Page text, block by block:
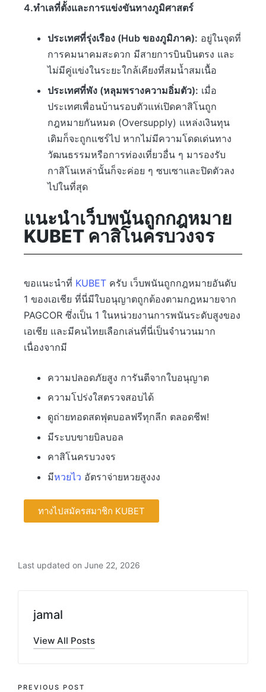
4.ทำเลที่ตั้งและการแข่งขันทางภูมิศาสตร์
ประเทศที่รุ่งเรือง (Hub ของภูมิภาค): อยู่ในจุดที่
การคมนาคมสะดวก มีสายการบินบินตรง และ
ไม่มีคู่แข่งในระยะใกล้เคียงที่สมน้ำสมเนื้อ
ประเทศที่พัง (หลุมพรางความอิ่มตัว): เมื่อ
ประเทศเพื่อนบ้านรอบตัวแห่เปิดคาสิโนถูก
กฎหมายกันหมด (Oversupply) แหล่งเงินทุน
เดิมก็จะถูกแชร์ไป หากไม่มีความโดดเด่นทาง
วัฒนธรรมหรือการท่องเที่ยวอื่น ๆ มารองรับ
กาสิโนเหล่านั้นก็จะค่อย ๆ ซบเซาและปิดตัวลง
ไปในที่สุด
แนะนำเว็บพนันถูกกฎหมาย
KUBET คาสิโนครบวงจร
ขอแนะนำที่ KUBET ครับ เว็บพนันถูกกฎหมายอันดับ
1 ของเอเชีย ที่นี่มีใบอนุญาตถูกต้องตามกฎหมายจาก
PAGCOR ซึ่งเป็น 1 ในหน่วยงานการพนันระดับสูงของ
เอเชีย และมีคนไทยเลือกเล่นที่นี่เป็นจำนวนมาก
เนื่องจากมี
ความปลอดภัยสูง การันตีจากใบอนุญาต
ความโปร่งใสตรวจสอบได้
ดูถ่ายทอดสดฟุตบอลฟรีทุกลีก ตลอดชีพ!
มีระบบขายบิลบอล
คาสิโนครบวงจร
มีหวยไว อัตราจ่ายหวยสูงงง
ทางไปสมัครสมาชิก KUBET
Last updated on June 22, 2026
jamal
View All Posts
PREVIOUS POST